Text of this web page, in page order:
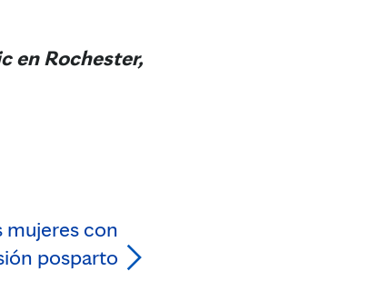
en Rochester,
mujeres con
posparto